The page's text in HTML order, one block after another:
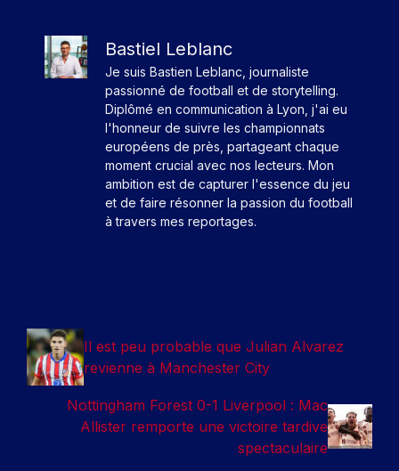
Bastiel Leblanc
Je suis Bastien Leblanc, journaliste
passionné de football et de storytelling.
Diplômé en communication à Lyon, j'ai eu
l'honneur de suivre les championnats
européens de près, partageant chaque
moment crucial avec nos lecteurs. Mon
ambition est de capturer l'essence du jeu
et de faire résonner la passion du football
à travers mes reportages.
Il est peu probable que Julian Alvarez
revienne à Manchester City
Nottingham Forest 0-1 Liverpool : Mac
Allister remporte une victoire tardive
spectaculaire